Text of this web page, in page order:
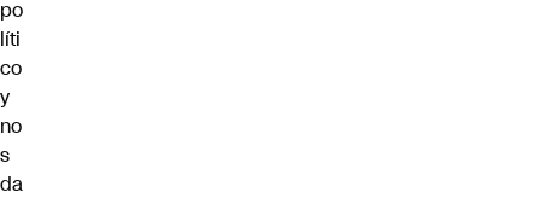
po
líti
co
y
no
s
da